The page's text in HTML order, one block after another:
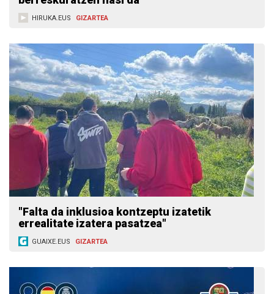
HIRUKA.EUS GIZARTEA
"Falta da inklusioa kontzeptu izatetik
errealitate izatera pasatzea"
GUAIXE.EUS GIZARTEA